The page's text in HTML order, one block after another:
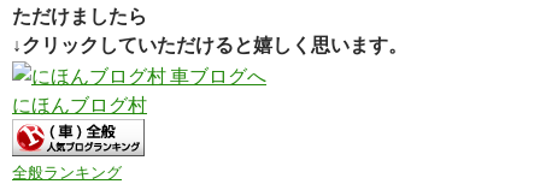
ただけましたら
↓クリックしていただけると嬉しく思います。
にほんブログ村
全般ランキング